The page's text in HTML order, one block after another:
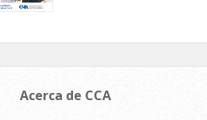
Acerca de CCA